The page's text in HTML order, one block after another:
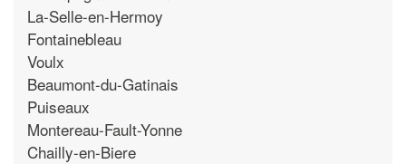
La-Selle-en-Hermoy
Fontainebleau
Voulx
Beaumont-du-Gatinais
Puiseaux
Montereau-Fault-Yonne
Chailly-en-Biere